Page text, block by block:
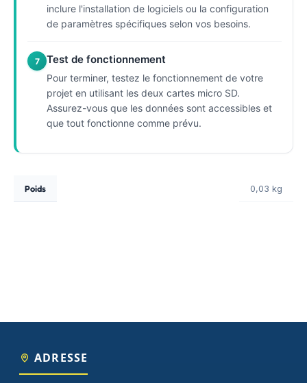
inclure l'installation de logiciels ou la configuration
de paramètres spécifiques selon vos besoins.
7 Test de fonctionnement
Pour terminer, testez le fonctionnement de votre
projet en utilisant les deux cartes micro SD.
Assurez-vous que les données sont accessibles et
que tout fonctionne comme prévu.
Poids 0,03 kg
ADRESSE